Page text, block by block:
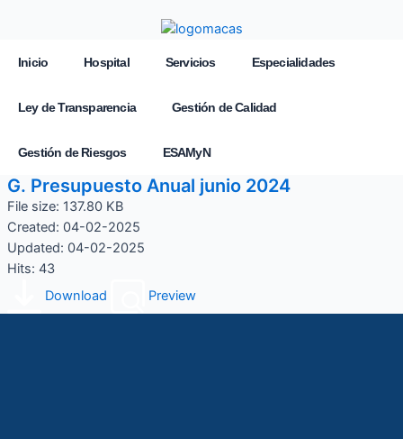
Inicio Hospital Servicios Especialidades
Ley de Transparencia Gestión de Calidad
Gestión de Riesgos ESAMyN
G. Presupuesto Anual junio 2024
File size: 137.80 KB
Created: 04-02-2025
Updated: 04-02-2025
Hits: 43
Download
Preview